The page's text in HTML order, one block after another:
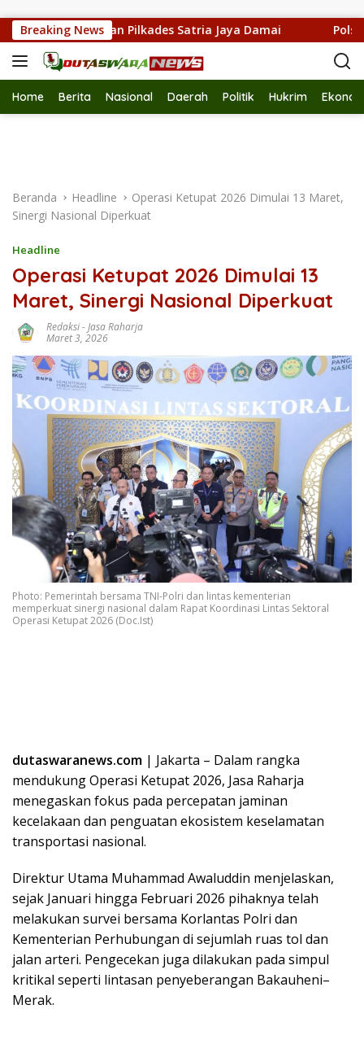
Breaking News
Serukan Pilkades Satria Jaya Damai Polsek
Home Berita Nasional Daerah Politik Hukrim
Beranda Headline
Operasi Ketupat 2026 Dimulai 13 Maret,
Sinergi Nasional Diperkuat
Headline
Operasi Ketupat 2026 Dimulai 13
Maret, Sinergi Nasional Diperkuat
Redaksi-Jasa Raharja
Maret 3, 2026
Photo: Pemerintah bersama TNI-Polri dan lintas kementerian
memperkuat sinergi nasional dalam Rapat Koordinasi Lintas Sektoral
Operasi Ketupat 2026 (Doc.Ist)
dutaswaranews.com | Jakarta – Dalam rangka
mendukung Operasi Ketupat 2026, Jasa Raharja
menegaskan fokus pada percepatan jaminan
kecelakaan dan penguatan ekosistem keselamatan
transportasi nasional.
Direktur Utama Muhammad Awaluddin menjelaskan,
sejak Januari hingga Februari 2026 pihaknya telah
melakukan survei bersama Korlantas Polri dan
Kementerian Perhubungan di sejumlah ruas tol dan
jalan arteri. Pengecekan juga dilakukan pada simpul
kritikal seperti lintasan penyeberangan Bakauheni–
Merak.